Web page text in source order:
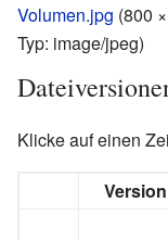
Volumen.jpg (800
Typ: image/jpeg)
Klicke auf einen